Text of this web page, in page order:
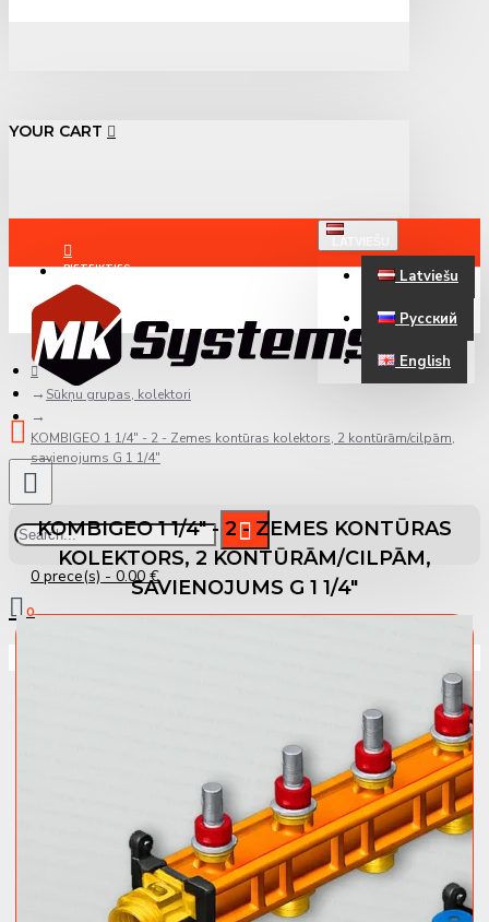
YOUR CART
PIETEIKTIES
REĢISTRĒTIES
Latviešu
Русский
English
0 prece(s) - 0.00 €
0
Sūkņu grupas, kolektori
KOMBIGEO 1 1/4" - 2 - Zemes kontūras kolektors, 2 kontūrām/cilpām,
savienojums G 1 1/4"
KOMBIGEO 1 1/4" - 2 - ZEMES KONTŪRAS
KOLEKTORS, 2 KONTŪRĀM/CILPĀM,
SAVIENOJUMS G 1 1/4"